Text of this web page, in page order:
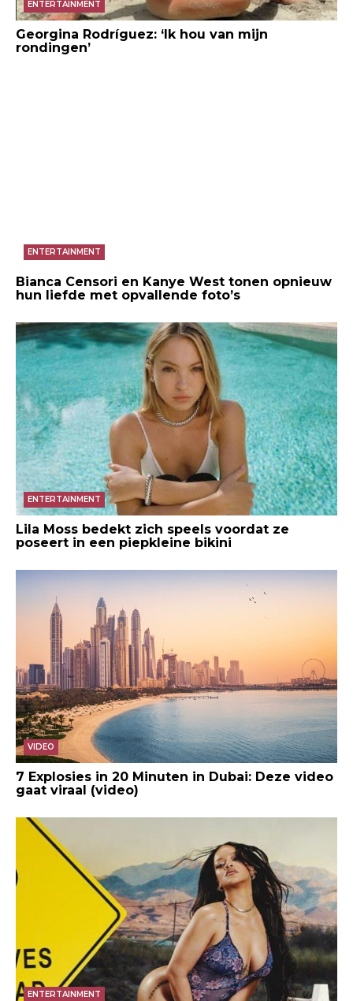
ENTERTAINMENT
Georgina Rodríguez: ‘Ik hou van mijn
rondingen’
ENTERTAINMENT
Bianca Censori en Kanye West tonen opnieuw
hun liefde met opvallende foto’s
ENTERTAINMENT
Lila Moss bedekt zich speels voordat ze
poseert in een piepkleine bikini
VIDEO
7 Explosies in 20 Minuten in Dubai: Deze video
gaat viraal (video)
ENTERTAINMENT